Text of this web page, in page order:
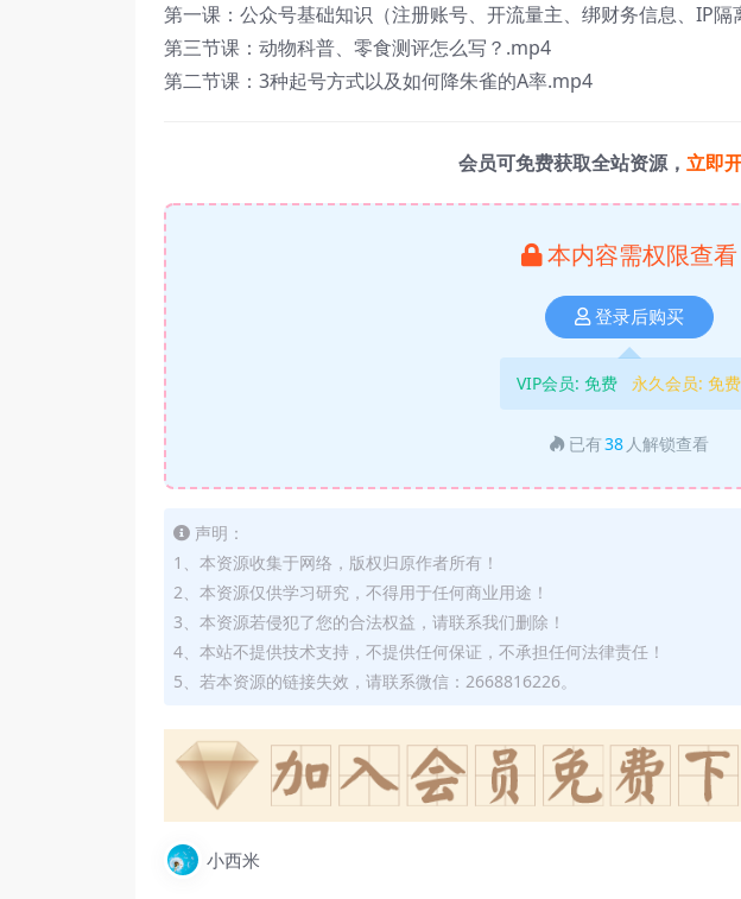
第一课：公众号基础知识（注册账号、开流量主、绑财务信息、IP
第三节课：动物科普、零食测评怎么写？.mp4
第二节课：3种起号方式以及如何降朱雀的A率.mp4
会员可免费获取全站资源， 立即
本内容需权限查看
登录后购买
VIP会员: 免费 永久会员: 免费
已有38 人解锁查看
声明：
1、本资源收集于网络，版权归原作者所有！
2、本资源仅供学习研究，不得用于任何商业用途！
3、本资源若侵犯了您的合法权益，请联系我们删除！
4、本站不提供技术支持，不提供任何保证，不承担任何法律责任！
5、若本资源的链接失效，请联系微信：2668816226。
小西米